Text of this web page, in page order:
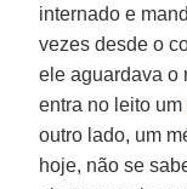
internado e
vezes desde o
ele aguardava o
entra no leito um
outro lado, um
hoje, não se